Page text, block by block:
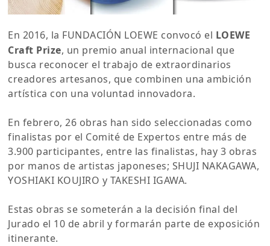
En 2016, la FUNDACIÓN LOEWE convocó el LOEWE
Craft Prize, un premio anual internacional que
busca reconocer el trabajo de extraordinarios
creadores artesanos, que combinen una ambición
artística con una voluntad innovadora.
En febrero, 26 obras han sido seleccionadas como
finalistas por el Comité de Expertos entre más de
3.900 participantes, entre las finalistas, hay 3 obras
por manos de artistas japoneses; SHUJI NAKAGAWA,
YOSHIAKI KOUJIRO y TAKESHI IGAWA.
Estas obras se someterán a la decisión final del
Jurado el 10 de abril y formarán parte de exposición
itinerante.